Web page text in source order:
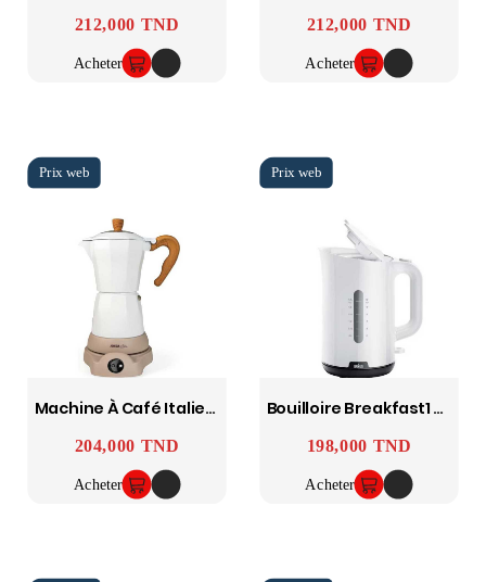
Prix
212,000 TND
Acheter
Prix
212,000 TND
Acheter
Machine À Café Italienne Electrique Nature 480W Blanc Jocca
Prix
204,000 TND
Acheter
Bouilloire Breakfast1 WK1100WH Braun
Prix
198,000 TND
Acheter